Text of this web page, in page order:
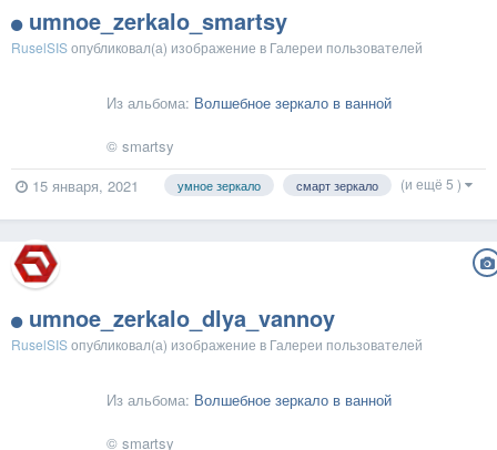
umnoe_zerkalo_smartsy
RuselSISопубликовал(а) изображение в Галереи пользователей
Из альбома: Волшебное зеркало в ванной
© smartsy
15 января, 2021
умное зеркало смарт зеркало (и ещё 5 )
umnoe_zerkalo_dlya_vannoy
RuselSISопубликовал(а) изображение в Галереи пользователей
Из альбома: Волшебное зеркало в ванной
© smartsy